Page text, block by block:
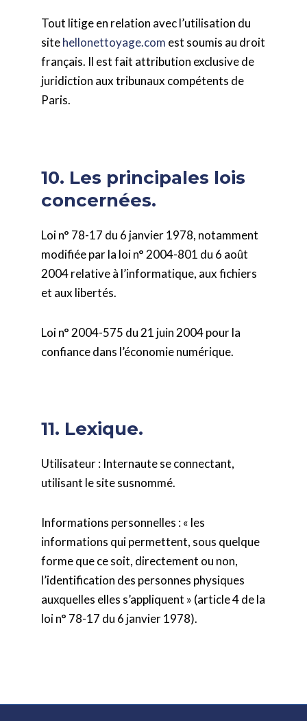
Tout litige en relation avec l’utilisation du
sitehellonettoyage.com est soumis au droit
français. Il est fait attribution exclusive de
juridiction aux tribunaux compétents de
Paris.
10. Les principales lois
concernées.
Loi n° 78-17 du 6 janvier 1978, notamment
modifiée par la loi n° 2004-801 du 6 août
2004 relative à l’informatique, aux fichiers
et aux libertés.
Loi n° 2004-575 du 21 juin 2004 pour la
confiance dans l’économie numérique.
11. Lexique.
Utilisateur : Internaute se connectant,
utilisant le site susnommé.
Informations personnelles : « les
informations qui permettent, sous quelque
forme que ce soit, directement ou non,
l’identification des personnes physiques
auxquelles elles s’appliquent » (article 4 de la
loi n° 78-17 du 6 janvier 1978).